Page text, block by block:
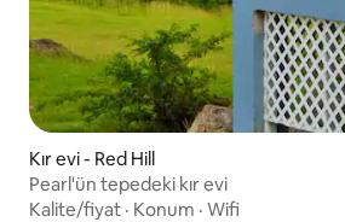
Kır evi - Red Hill
Pearl'ün tepedeki kır evi
Kalite/fiyat · Konum · Wifi